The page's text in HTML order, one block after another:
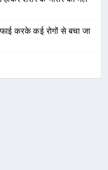
करके कई रोगों से बचा जा